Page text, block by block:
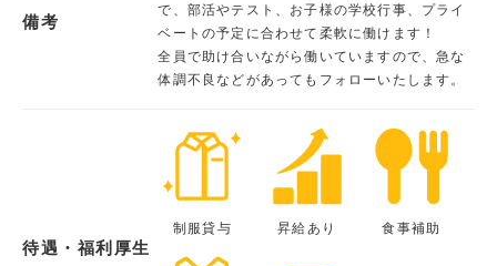
備考
で、部活やテスト、お子様の学校行事、プライ
ベートの予定に合わせて柔軟に働けます！
全員で助け合いながら働いていますので、急な
体調不良などがあってもフォローいたします。
待遇・福利厚生
制服貸与 昇給あり 食事補助